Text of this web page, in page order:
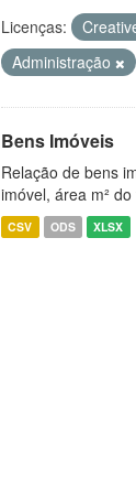
Licenças:
Administração
Bens Imóveis
Relação de bens
imóvel, área m²
CSV ODS XLSX